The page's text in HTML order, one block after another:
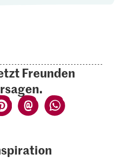
Freunden